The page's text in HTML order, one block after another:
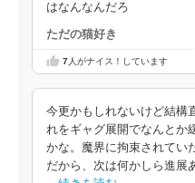
はなんなんだろ
ただの猫好き
7人がナイス！しています
今更かもしれないけど結構
れをギャグ展開でなんと
かな。魔界に拘束されてい
だから、次は何かしら進展